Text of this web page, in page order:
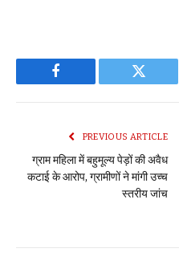
Facebook Twitter
PREVIOUS ARTICLE
ग्राम महिला में बहुमूल्य पेड़ों की अवैध
कटाई के आरोप, ग्रामीणों ने मांगी उच्च
स्तरीय जांच